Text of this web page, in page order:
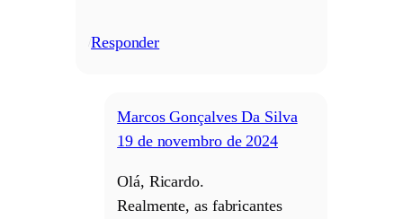
Responder
Marcos Gonçalves Da Silva
19 de novembro de 2024
Olá, Ricardo.
Realmente, as fabricantes